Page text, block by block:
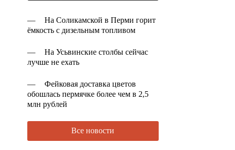
—
На Соликамской в Перми горит
ёмкость с дизельным топливом
—
На Усьвинские столбы сейчас
лучше не ехать
—
Фейковая доставка цветов
обошлась пермячке более чем в 2,5
млн рублей
Все новости